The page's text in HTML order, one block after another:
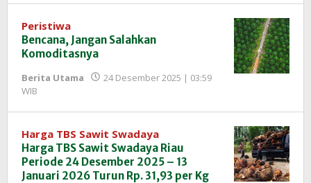
InfoSAWIT
Peristiwa
Bencana, Jangan Salahkan
Komoditasnya
Berita Utama
24 Desember 2025 | 03:59
WIB
InfoSAWIT
Harga TBS Sawit Swadaya
Harga TBS Sawit Swadaya Riau
Periode 24 Desember 2025 – 13
Januari 2026 Turun Rp. 31,93 per Kg